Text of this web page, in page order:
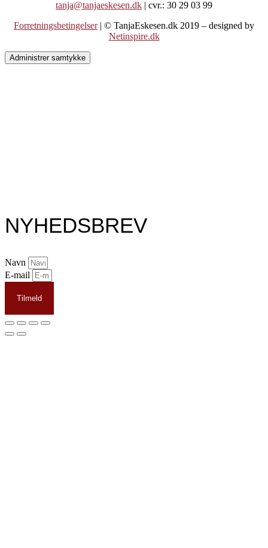
tanja@tanjaeskesen.dk | cvr.: 30 29 03 99
Forretningsbetingelser | © TanjaEskesen.dk 2019 – designed by
Netinspire.dk
Administrer samtykke
NYHEDSBREV
Navn
E-mail
Tilmeld